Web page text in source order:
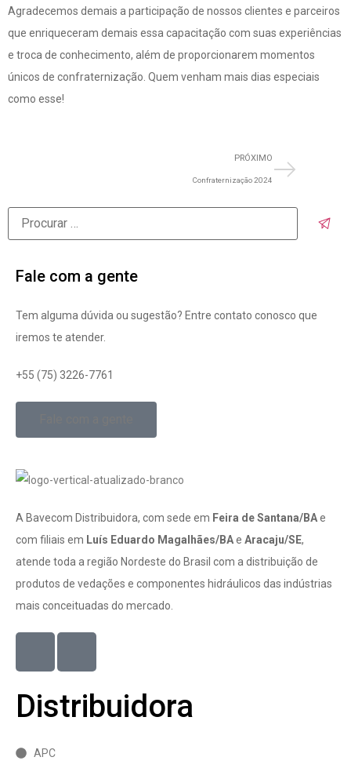
Agradecemos demais a participação de nossos clientes e parceiros
que enriqueceram demais essa capacitação com suas experiências
e troca de conhecimento, além de proporcionarem momentos
únicos de confraternização. Quem venham mais dias especiais
como esse!
PRÓXIMO
Confraternização 2024
Fale com a gente
Tem alguma dúvida ou sugestão? Entre contato conosco que
iremos te atender.
+55 (75) 3226-7761
A Bavecom Distribuidora, com sede em Feira de Santana/BAe
com filiais em Luís Eduardo Magalhães/BAe Aracaju/SE,
atende toda a região Nordeste do Brasil com a distribuição de
produtos de vedações e componentes hidráulicos das indústrias
mais conceituadas do mercado.
Distribuidora
APC